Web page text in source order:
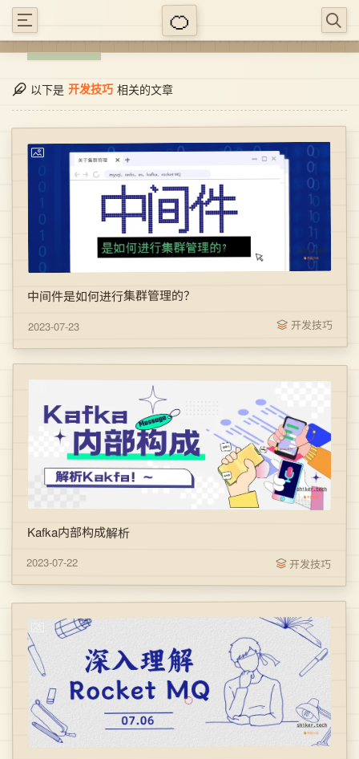
以下是 开发技巧 相关的文章
中间件是如何进行集群管理的？
2023-07-23 开发技巧
Kafka内部构成解析
2023-07-22 开发技巧